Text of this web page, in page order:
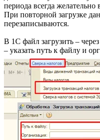
периода всегда
При повторной загрузке
перезаписываются.
В 1С файл загрузить –
– указать путь к файлу и